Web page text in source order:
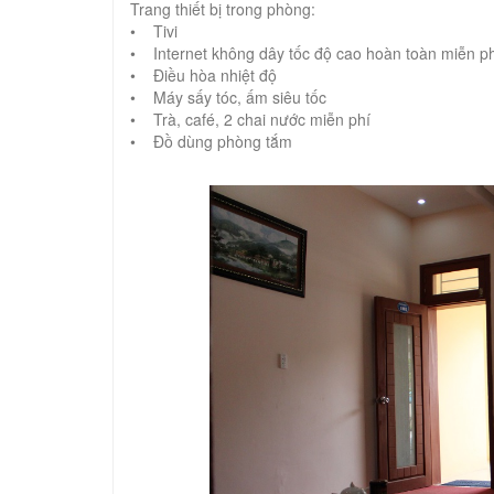
Trang thiết bị trong phòng:
• Tivi
• Internet không dây tốc độ cao hoàn toàn miễn
• Điều hòa nhiệt độ
• Máy sấy tóc, ấm siêu tốc
• Trà, café, 2 chai nước miễn phí
• Đồ dùng phòng tắm